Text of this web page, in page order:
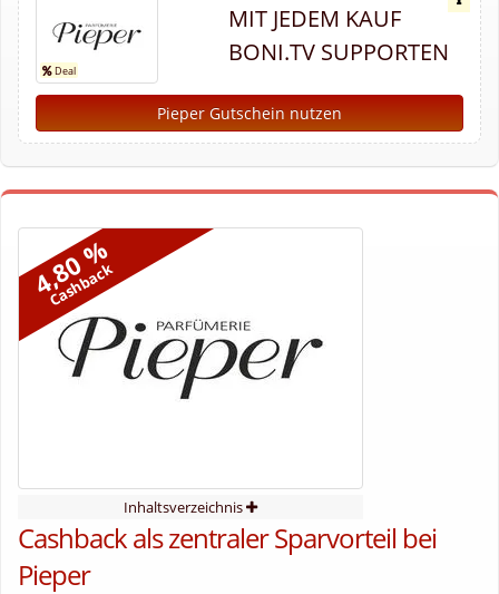
MIT JEDEM KAUF
BONI.TV SUPPORTEN
Pieper Gutschein nutzen
4,80 %
Cashback
Inhaltsverzeichnis
Cashback als zentraler Sparvorteil bei
Pieper